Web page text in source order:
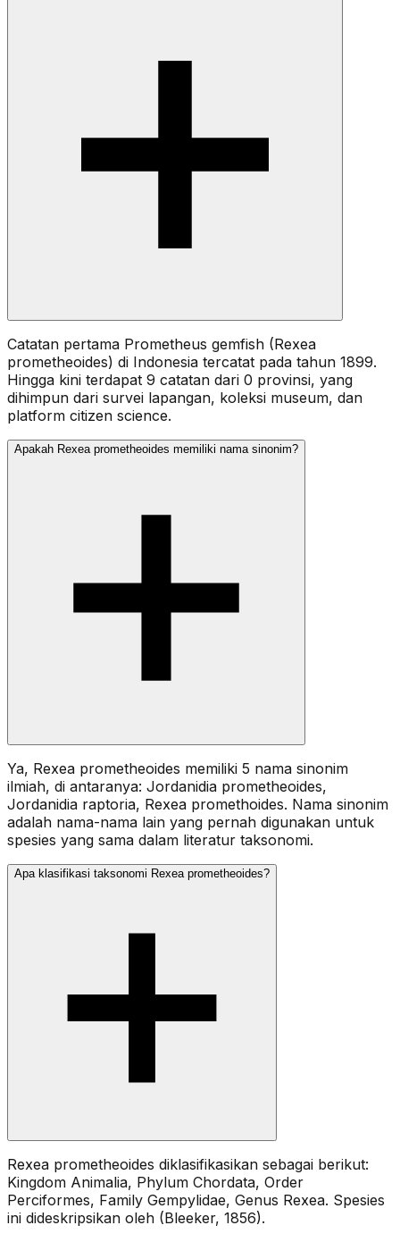
Catatan pertama Prometheus gemfish (Rexea
prometheoides) di Indonesia tercatat pada tahun 1899.
Hingga kini terdapat 9 catatan dari 0 provinsi, yang
dihimpun dari survei lapangan, koleksi museum, dan
platform citizen science.
Apakah Rexea prometheoides memiliki nama sinonim?
Ya, Rexea prometheoides memiliki 5 nama sinonim
ilmiah, di antaranya: Jordanidia prometheoides,
Jordanidia raptoria, Rexea promethoides. Nama sinonim
adalah nama-nama lain yang pernah digunakan untuk
spesies yang sama dalam literatur taksonomi.
Apa klasifikasi taksonomi Rexea prometheoides?
Rexea prometheoides diklasifikasikan sebagai berikut:
Kingdom Animalia, Phylum Chordata, Order
Perciformes, Family Gempylidae, Genus Rexea. Spesies
ini dideskripsikan oleh (Bleeker, 1856).